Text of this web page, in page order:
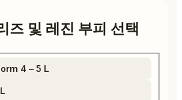
즈 및 레진 부피 선택
4 – 5 L